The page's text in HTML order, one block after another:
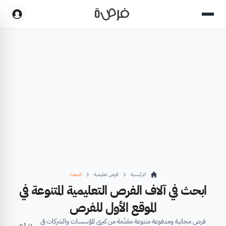
الرئيسية فرص تعليمية البحث
ابحث في آلاف الفرص التعليمية المتنوعة في
الموقع الأول للفرص
فرص مجانية ومدفوعة متنوعة مقدّمة من كبرى المؤسسات والشركات في